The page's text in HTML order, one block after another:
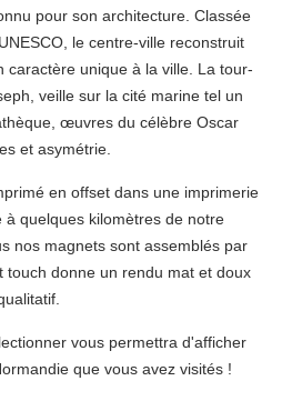
pour son architecture. Classée
le centre-ville reconstruit
caractère unique à la ville. La tour-
, veille sur la cité marine tel un
, œuvres du célèbre Oscar
et asymétrie.
en offset dans une imprimerie
à quelques kilomètres de notre
nos magnets sont assemblés par
touch donne un rendu mat et doux
vous permettra d'afficher
que vous avez visités !